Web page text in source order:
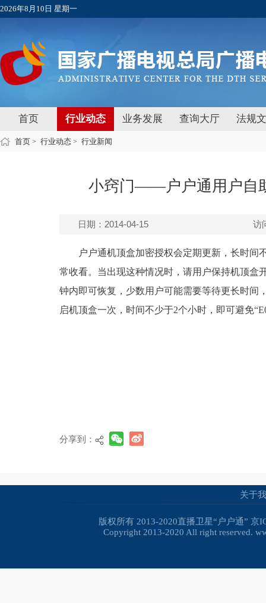
2026年8月10日 星期一
首页 行业动态 业务发展 查询大厅 法规
首页 > 行业动态 > 行业新闻
小窍门——户户通用户自
日期：2014-04-15 访
户户通机顶盒加密授权会定期更新，长时间不
常收看。当出现这种情况时，请用户保持机顶盒
钟内即可恢复，少数用户可能需要等待更长时
启机顶盒一次，时间不少于2个小时，即可避免
分享到：
关于
版权所有 2013-2020直播卫星“户户通” 京
Copyright 2013-2020 All right reserved.